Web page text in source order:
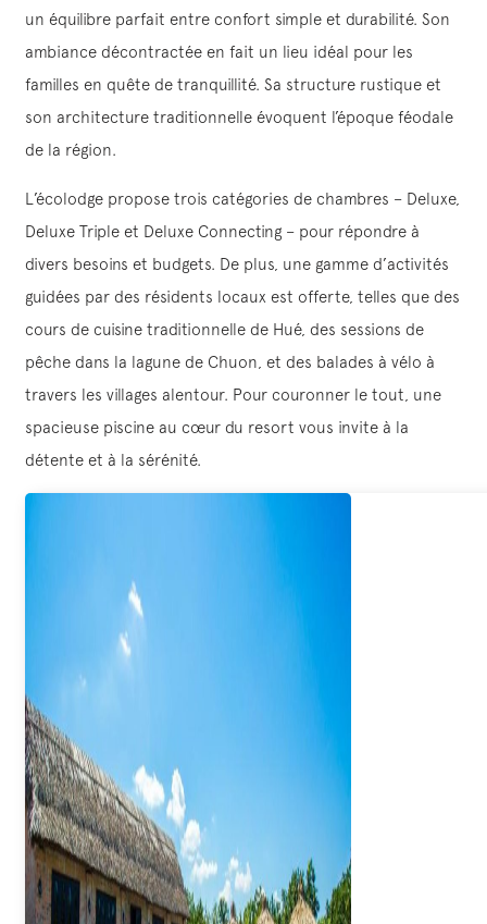
un équilibre parfait entre confort simple et durabilité. Son
ambiance décontractée en fait un lieu idéal pour les
familles en quête de tranquillité. Sa structure rustique et
son architecture traditionnelle évoquent l’époque féodale
de la région.
L’écolodge propose trois catégories de chambres – Deluxe,
Deluxe Triple et Deluxe Connecting – pour répondre à
divers besoins et budgets. De plus, une gamme d’activités
guidées par des résidents locaux est offerte, telles que des
cours de cuisine traditionnelle de Hué, des sessions de
pêche dans la lagune de Chuon, et des balades à vélo à
travers les villages alentour. Pour couronner le tout, une
spacieuse piscine au cœur du resort vous invite à la
détente et à la sérénité.